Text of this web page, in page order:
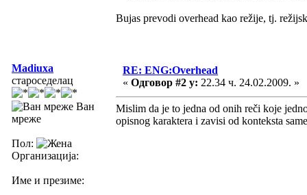
Bujas prevodi overhead kao režije, tj.
Madiuxa
староседелац
Ван
мреже
Пол:
Организација:
Име и презиме:
RE: ENG:Overhead
« Одговор #2 у: 22.34 ч. 24.02.2009. »
Mislim da je to jedna od onih reči koje
opisnog karaktera i zavisi od konteksta